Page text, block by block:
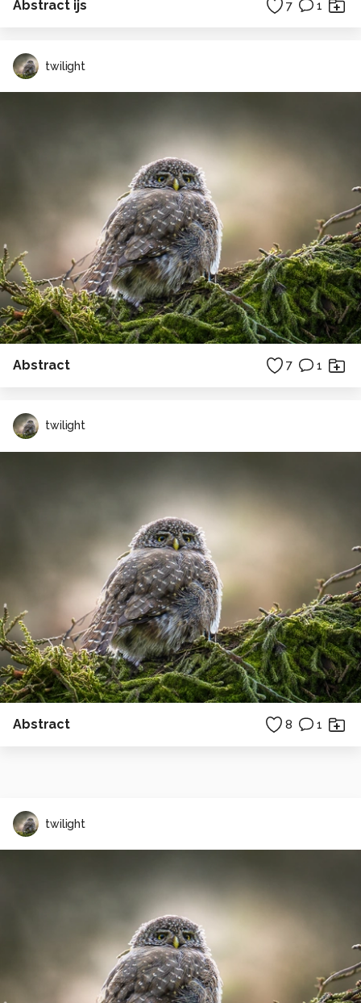
Abstract ijs 7 1
twilight
Abstract 7 1
twilight
Abstract 8 1
twilight